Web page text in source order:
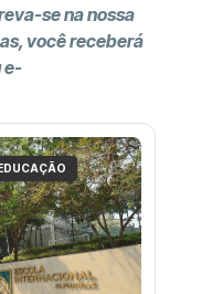
se na nossa
você receberá
e-